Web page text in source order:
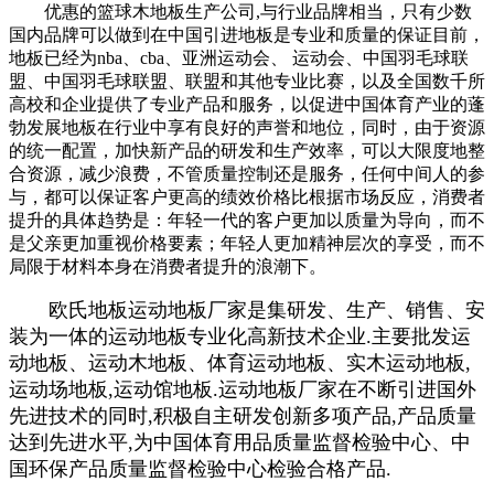
优惠的篮球木地板生产公司,与行业品牌相当，只有少数
国内品牌可以做到在中国引进地板是专业和质量的保证目前，
地板已经为nba、cba、亚洲运动会、 运动会、中国羽毛球联
盟、中国羽毛球联盟、联盟和其他专业比赛，以及全国数千所
高校和企业提供了专业产品和服务，以促进中国体育产业的蓬
勃发展地板在行业中享有良好的声誉和地位，同时，由于资源
的统一配置，加快新产品的研发和生产效率，可以大限度地整
合资源，减少浪费，不管质量控制还是服务，任何中间人的参
与，都可以保证客户更高的绩效价格比根据市场反应，消费者
提升的具体趋势是：年轻一代的客户更加以质量为导向，而不
是父亲更加重视价格要素；年轻人更加精神层次的享受，而不
局限于材料本身在消费者提升的浪潮下。
欧氏地板运动地板厂家是集研发、生产、销售、安
装为一体的运动地板专业化高新技术企业.主要批发运
动地板、运动木地板、体育运动地板、实木运动地板,
运动场地板,运动馆地板.运动地板厂家在不断引进国外
先进技术的同时,积极自主研发创新多项产品,产品质量
达到先进水平,为中国体育用品质量监督检验中心、中
国环保产品质量监督检验中心检验合格产品.